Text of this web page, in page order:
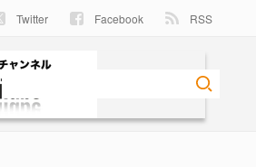
Twitter Facebook RSS